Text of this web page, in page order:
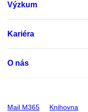
Výzkum
Kariéra
O nás
Mail M365 Knihovna